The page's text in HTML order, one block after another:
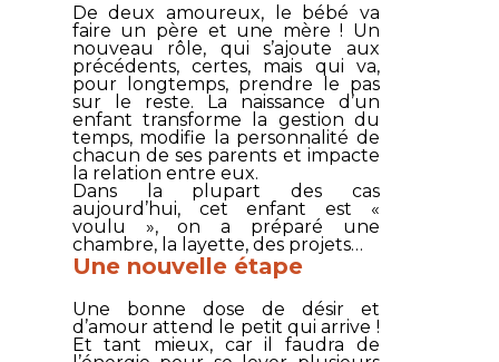
De deux amoureux, le bébé va
faire un père et une mère ! Un
nouveau rôle, qui s’ajoute aux
précédents, certes, mais qui va,
pour longtemps, prendre le pas
sur le reste. La naissance d’un
enfant transforme la gestion du
temps, modifie la personnalité de
chacun de ses parents et impacte
la relation entre eux.
Dans la plupart des cas
aujourd’hui, cet enfant est «
voulu », on a préparé une
chambre, la layette, des projets…
Une nouvelle étape
Une bonne dose de désir et
d’amour attend le petit qui arrive !
Et tant mieux, car il faudra de